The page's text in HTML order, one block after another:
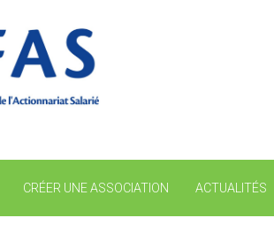
CRÉER UNE ASSOCIATION ACTUALITÉS